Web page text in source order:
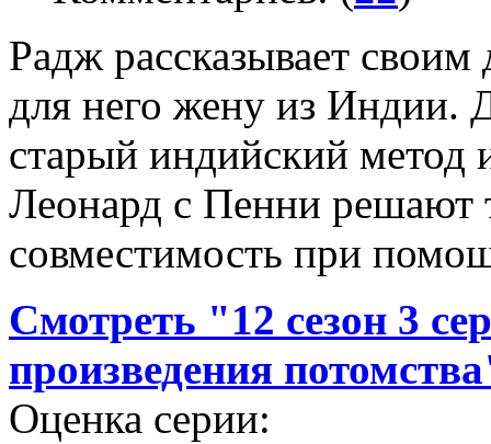
Радж рассказывает своим
для него жену из Индии.
старый индийский метод
Леонард с Пенни решают
совместимость при
Смотреть "12 сезон 3
произведения
Оценка серии: